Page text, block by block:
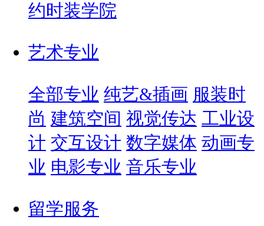
约时装学院
艺术专业
全部专业 纯艺&插画 服装时
尚 建筑空间 视觉传达 工业设
计 交互设计 数字媒体 动画专
业 电影专业 音乐专业
留学服务